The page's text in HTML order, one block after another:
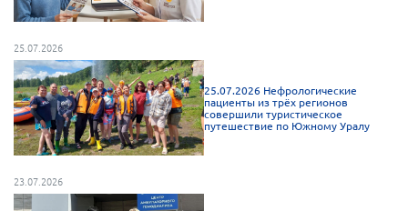
25.07.2026
25.07.2026 Нефрологические
пациенты из трёх регионов
совершили туристическое
путешествие по Южному Уралу
23.07.2026